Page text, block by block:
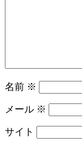
名前 ※
メール ※
サイト